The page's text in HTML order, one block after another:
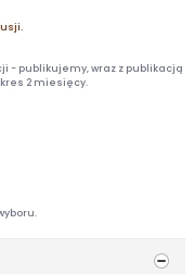
- publikujemy, wraz z publikacją
2 miesięcy.